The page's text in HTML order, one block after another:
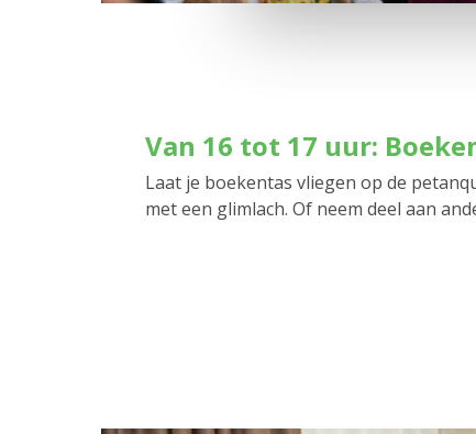
Van 16 tot 17 uur:
Laat je boekentas vliegen op de
met een glimlach. Of neem deel aan